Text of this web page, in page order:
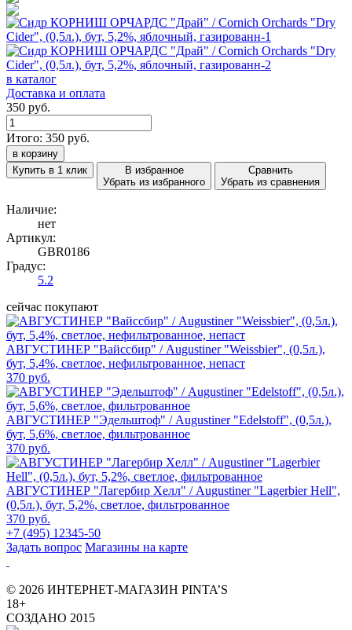
в каталог
Доставка и оплата
350 руб.
Итого: 350 руб.
в корзину
Купить в 1 клик
В избранное
Убрать из избранного
Сравнить
Убрать из сравнения
Наличие:
нет
Артикул:
GBR0186
Градус:
5.2
сейчас покупают
АВГУСТИНЕР "Вайссбир" / Augustiner "Weissbier", (0,5л.),
бут, 5,4%, светлое, нефильтрованное, непаст
370 руб.
АВГУСТИНЕР "Эдельштоф" / Augustiner "Edelstoff", (0,5л.),
бут, 5,6%, светлое, фильтрованное
370 руб.
АВГУСТИНЕР "Лагербир Хелл" / Augustiner "Lagerbier Hell",
(0,5л.), бут, 5,2%, светлое, фильтрованное
370 руб.
+7 (495) 12345-50
Задать вопрос Магазины на карте
© 2026 ИНТЕРНЕТ-МАГАЗИН PINTA’S
18+
СОЗДАНО 2015